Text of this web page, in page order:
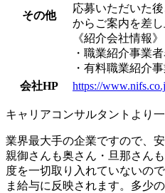
その他
応募いただいた
からご案内を差し
《紹介会社情報》
・職業紹介事業
・有料職業紹介
会社HP
https://
キャリアコンサルタントより
業界最大手の企業ですので、
親御さんも奥さん・旦那さん
度を一切取り入れていないの
ま給与に反映されます。多少